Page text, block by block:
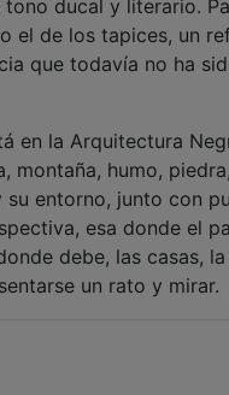
ducal y literario.
el de los tapices, un
que todavía no ha
en la Arquitectura
humo,
entorno, junto con
esa donde el
debe, las casas,
un rato y mirar.